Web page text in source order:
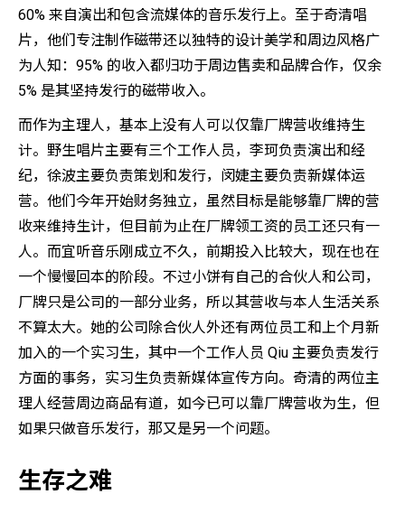
60% 来自演出和包含流媒体的音乐发行上。至于奇清唱
片，他们专注制作磁带还以独特的设计美学和周边风格广
为人知：95% 的收入都归功于周边售卖和品牌合作，仅余
5% 是其坚持发行的磁带收入。
而作为主理人，基本上没有人可以仅靠厂牌营收维持生
计。野生唱片主要有三个工作人员，李珂负责演出和经
纪，徐波主要负责策划和发行，闵婕主要负责新媒体运
营。他们今年开始财务独立，虽然目标是能够靠厂牌的营
收来维持生计，但目前为止在厂牌领工资的员工还只有一
人。而宜听音乐刚成立不久，前期投入比较大，现在也在
一个慢慢回本的阶段。不过小饼有自己的合伙人和公司，
厂牌只是公司的一部分业务，所以其营收与本人生活关系
不算太大。她的公司除合伙人外还有两位员工和上个月新
加入的一个实习生，其中一个工作人员 Qiu 主要负责发行
方面的事务，实习生负责新媒体宣传方向。奇清的两位主
理人经营周边商品有道，如今已可以靠厂牌营收为生，但
如果只做音乐发行，那又是另一个问题。
生存之难